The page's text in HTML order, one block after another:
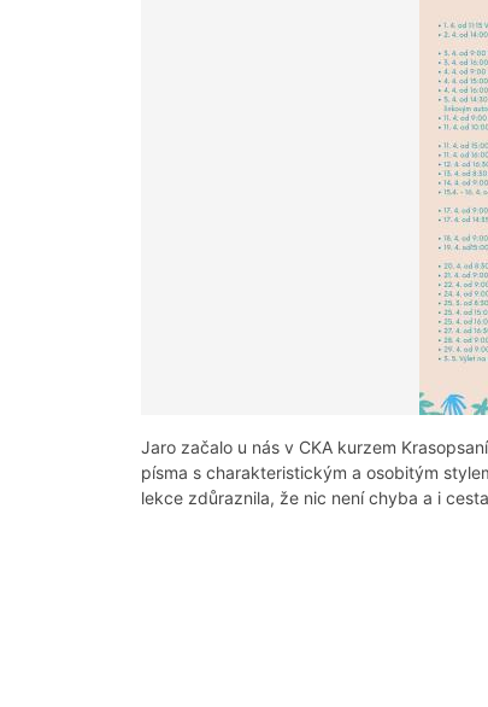
Jaro začalo u nás v CKA kurzem
písma s charakteristickým a osobitým
lekce zdůraznila, že nic není chyba a i